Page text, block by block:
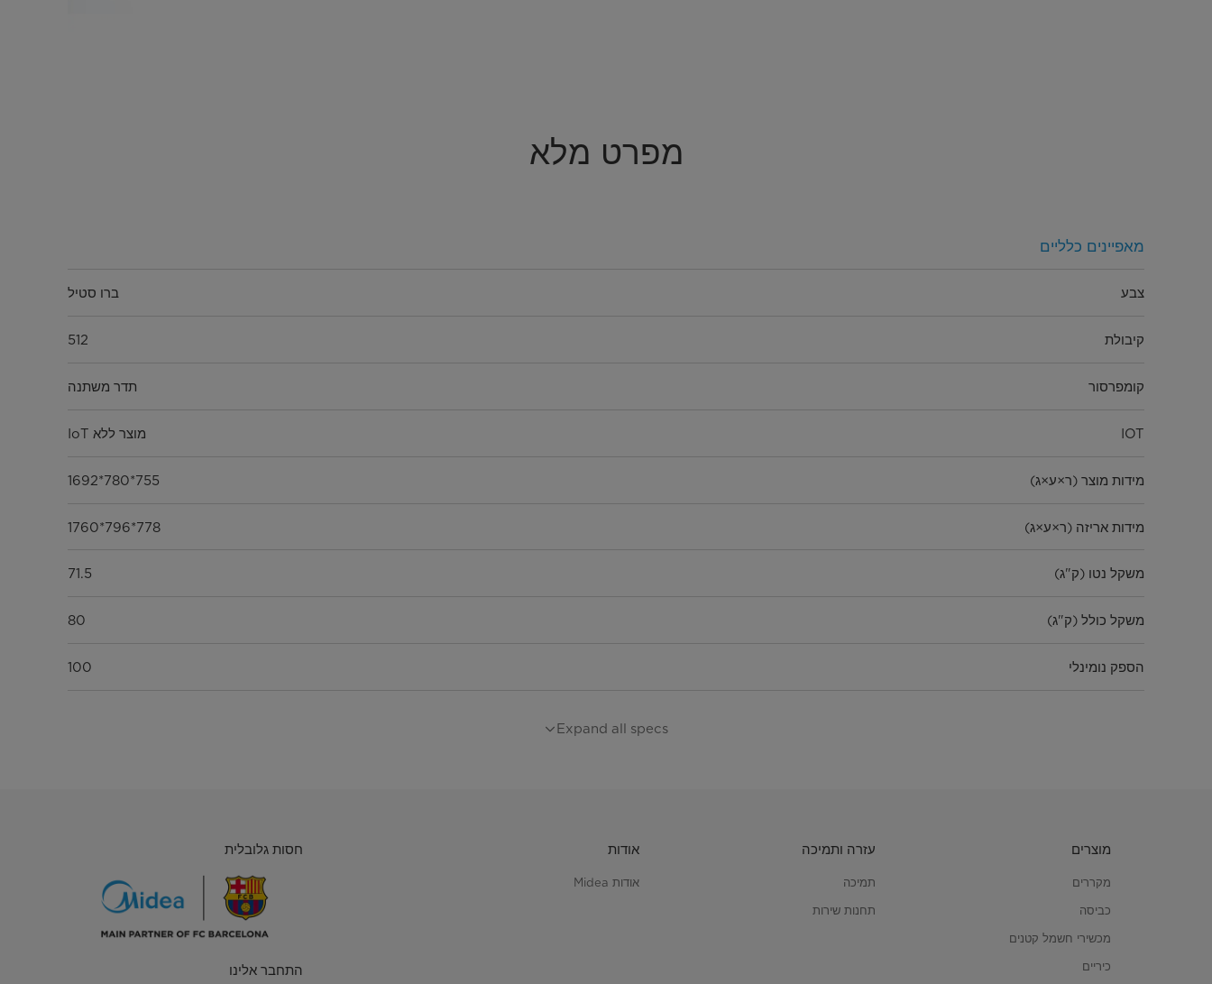
מפרט מלא
מאפיינים כלליים
צבע ברו סטיל
קיבולת 512
קומפרסור תדר משתנה
IOT מוצר ללא IoT
מידות מוצר (ר×ע×ג) 755*780*1692
מידות אריזה (ר×ע×ג) 778*796*1760
משקל נטו (ק"ג) 71.5
משקל כולל (ק"ג) 80
הספק נומינלי 100
Expand all specs
מוצרים
מקררים
כביסה
מכשירי חשמל קטנים
כיריים
עזרה ותמיכה
תמיכה
תחנות שירות
אודות
אודות Midea
חסות גלובלית
התחבר אלינו